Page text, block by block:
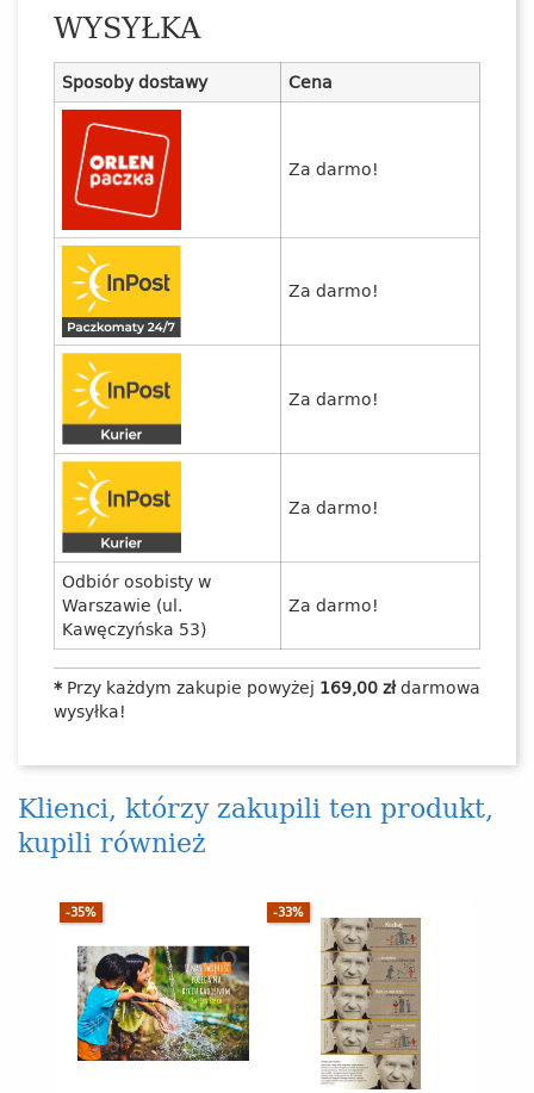
WYSYŁKA
Sposoby dostawy Cena
Za darmo!
Za darmo!
Za darmo!
Za darmo!
Odbiór osobisty w
Warszawie (ul.
Kawęczyńska 53)
Za darmo!
* Przy każdym zakupie powyżej 169,00 złdarmowa
wysyłka!
Klienci, którzy zakupili ten produkt,
kupili również
-35% -33%